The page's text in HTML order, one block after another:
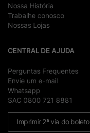
Nossa História
Trabalhe conosco
Nossas Lojas
CENTRAL DE AJUDA
Perguntas Frequentes
Envie um e-mail
Whatsapp
SAC 0800 721 8881
Imprimir 2ª via do boleto